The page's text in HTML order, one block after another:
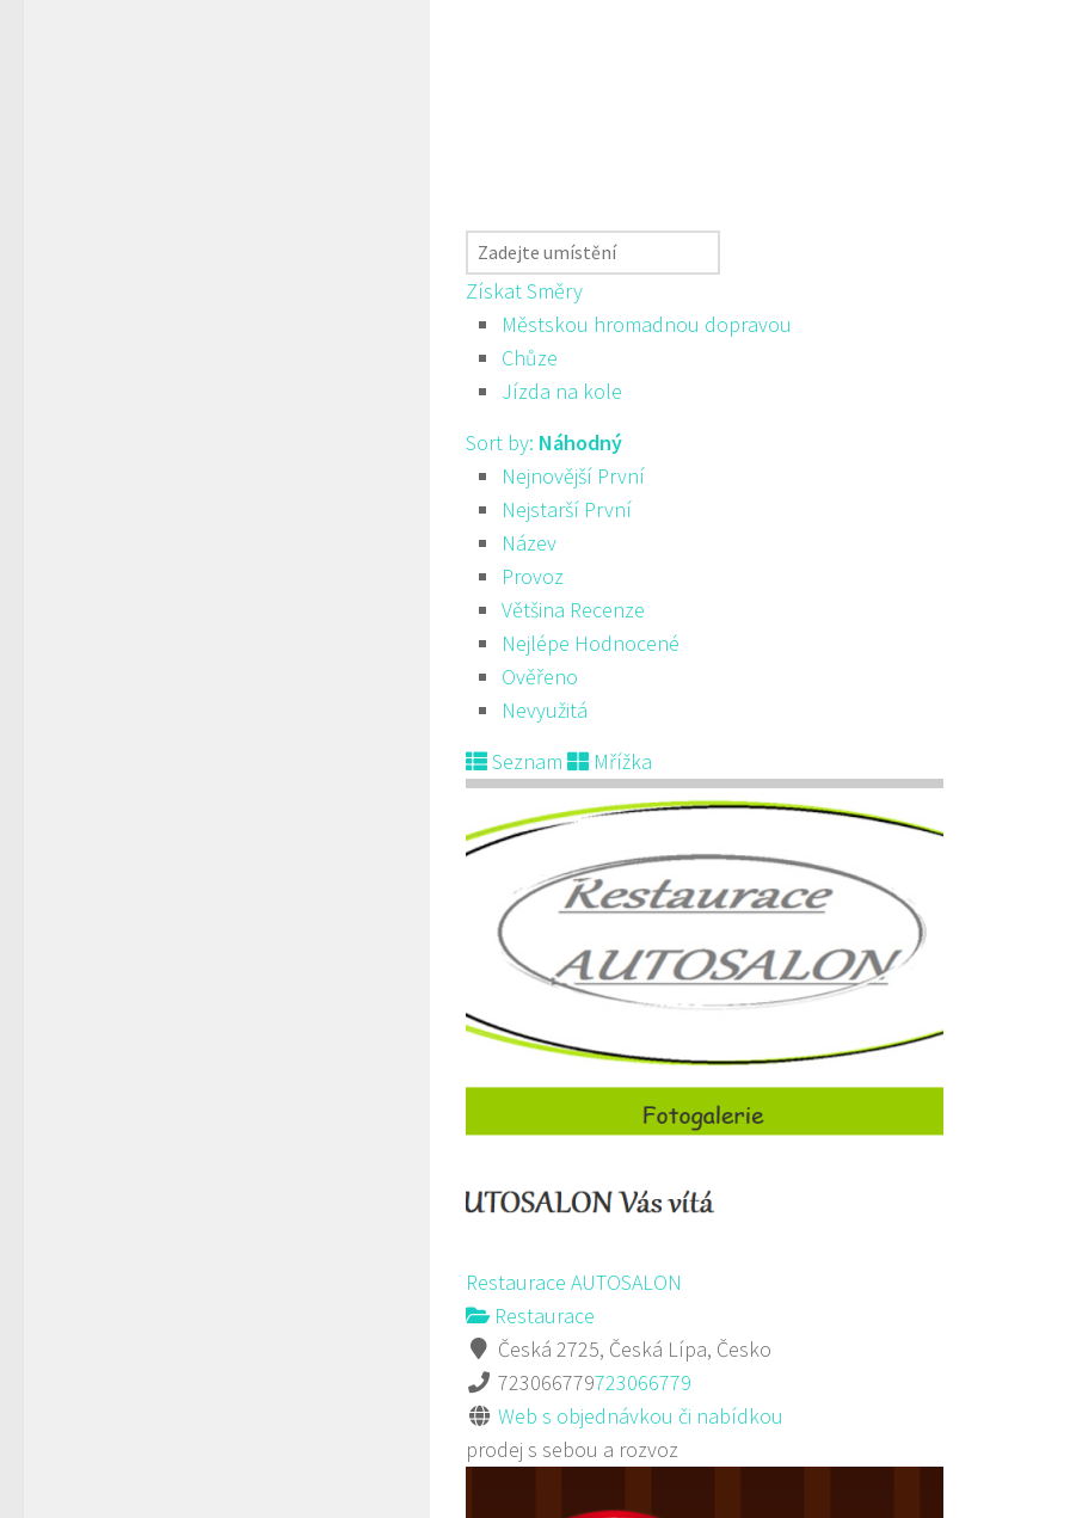
Získat Směry
Městskou hromadnou dopravou
Chůze
Jízda na kole
Sort by: Náhodný
Nejnovější První
Nejstarší První
Název
Provoz
Většina Recenze
Nejlépe Hodnocené
Ověřeno
Nevyužitá
Seznam
Mřížka
Restaurace AUTOSALON
Restaurace
Česká 2725, Česká Lípa, Česko
723066779723066779
Web s objednávkou či nabídkou
prodej s sebou a rozvoz